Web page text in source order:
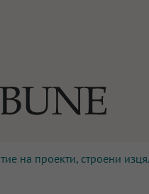
Контакти
на проекти, строени